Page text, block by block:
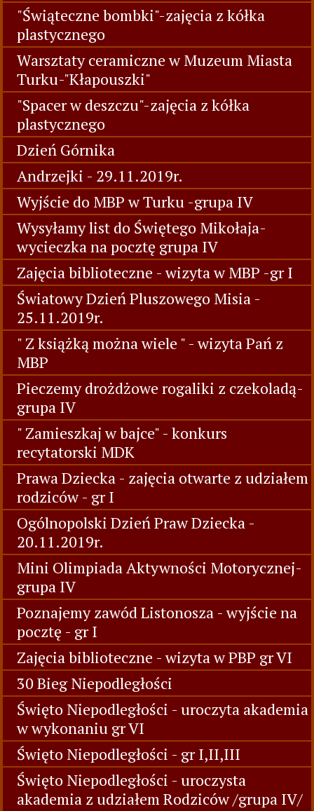
"Świąteczne bombki"-zajęcia z kółka
plastycznego
Warsztaty ceramiczne w Muzeum Miasta
Turku-"Kłapouszki"
"Spacer w deszczu"-zajęcia z kółka
plastycznego
Dzień Górnika
Andrzejki - 29.11.2019r.
Wyjście do MBP w Turku -grupa IV
Wysyłamy list do Świętego Mikołaja-
wycieczka na pocztę grupa IV
Zajęcia biblioteczne - wizyta w MBP -gr I
Światowy Dzień Pluszowego Misia -
25.11.2019r.
" Z książką można wiele " - wizyta Pań z
MBP
Pieczemy drożdżowe rogaliki z czekoladą-
grupa IV
" Zamieszkaj w bajce" - konkurs
recytatorski MDK
Prawa Dziecka - zajęcia otwarte z udziałem
rodziców - gr I
Ogólnopolski Dzień Praw Dziecka -
20.11.2019r.
Mini Olimpiada Aktywności Motorycznej-
grupa IV
Poznajemy zawód Listonosza - wyjście na
pocztę - gr I
Zajęcia biblioteczne - wizyta w PBP gr VI
30 Bieg Niepodległości
Święto Niepodległości - uroczyta akademia
w wykonaniu gr VI
Święto Niepodległości - gr I,II,III
Święto Niepodległości - uroczysta
akademia z udziałem Rodziców /grupa IV/